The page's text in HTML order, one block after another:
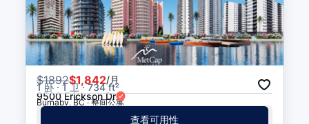
Kootenay Loop Bay 6 步行 5 分钟(0.3 公里
Hastings St (EB) at Ingleton
Ave
步行 5 分钟(0.3 公里
$1892$1,842/月
1 卧 · 1 卫 · 734 ft²
9500 Erickson Dr
Burnaby, BC · 整间公寓
查看可用性